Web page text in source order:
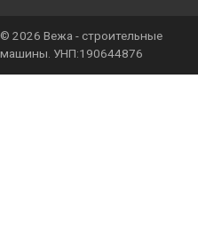
© 2026 Вежа - строительные
машины. УНП:190644876